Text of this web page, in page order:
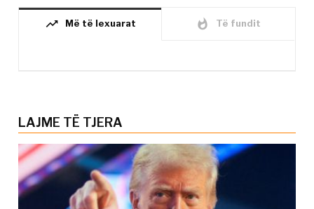
trending_up Më të lexuarat whatshot Të fundit
LAJME TË TJERA